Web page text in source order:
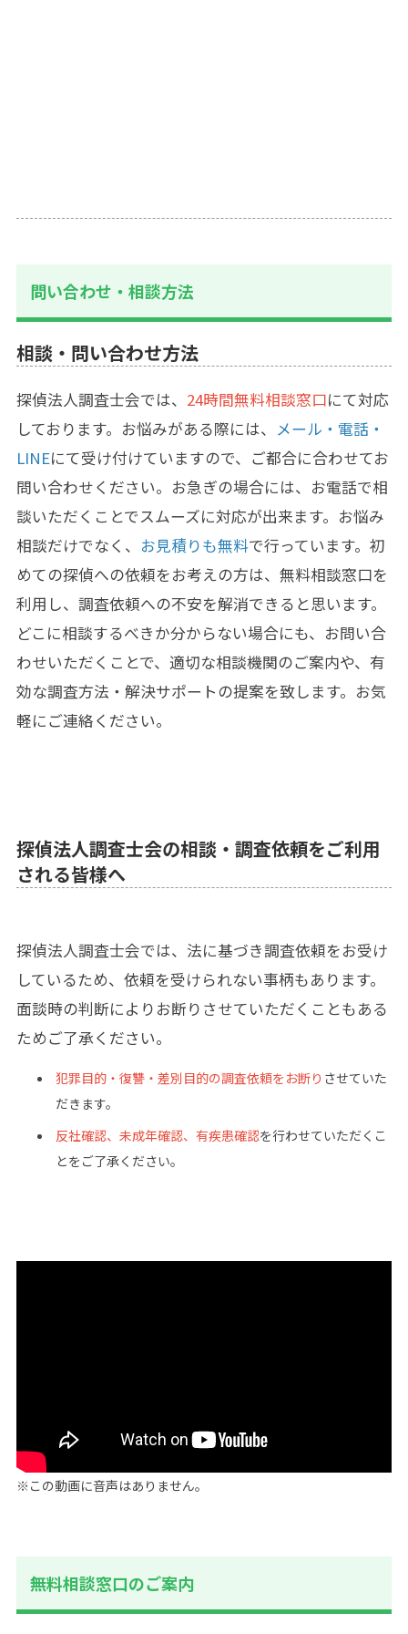
問い合わせ・相談方法
相談・問い合わせ方法
探偵法人調査士会では、 24時間無料相談窓口にて対応
しております。お悩みがある際には、 メール・電話・
LINEにて受け付けていますので、ご都合に合わせてお
問い合わせください。お急ぎの場合には、お電話で相
談いただくことでスムーズに対応が出来ます。お悩み
相談だけでなく、 お見積りも無料で行っています。初
めての探偵への依頼をお考えの方は、無料相談窓口を
利用し、調査依頼への不安を解消できると思います。
どこに相談するべきか分からない場合にも、お問い合
わせいただくことで、適切な相談機関のご案内や、有
効な調査方法・解決サポートの提案を致します。お気
軽にご連絡ください。
探偵法人調査士会の相談・調査依頼をご利用
される皆様へ
探偵法人調査士会では、法に基づき調査依頼をお受け
しているため、依頼を受けられない事柄もあります。
面談時の判断によりお断りさせていただくこともある
ためご了承ください。
犯罪目的・復讐・差別目的の調査依頼をお断り させていた
だきます。
反社確認、未成年確認、有疾患確認を行わせていただくこ
とをご了承ください。
※この動画に音声はありません。
無料相談窓口のご案内